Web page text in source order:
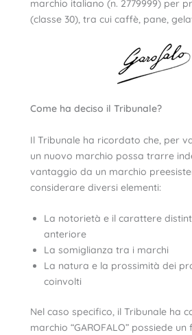
marchio italiano (n. 2779999) per
(classe 30), tra cui caffè, pane,
Come ha deciso il Tribunale?
Il Tribunale ha ricordato che, per
un nuovo marchio possa trarre
vantaggio da un marchio
considerare diversi elementi:
La notorietà e il carattere
anteriore
La somiglianza tra i marchi
La natura e la prossimità dei
coinvolti
Nel caso specifico, il Tribunale ha
marchio “GAROFALO” possiede